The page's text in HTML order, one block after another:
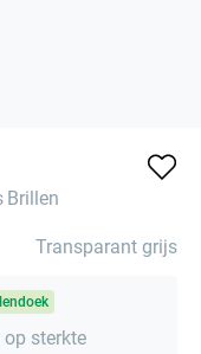
Brillen
Transparant grijs
sterkte